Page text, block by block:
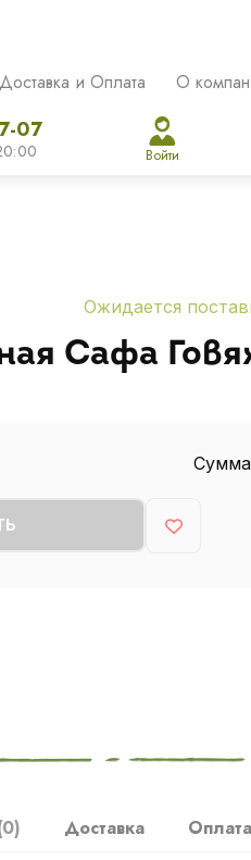
Доставка и Оплата О
07
Войти
Ожидается
Сафа
Сумма
Доставка Оплата